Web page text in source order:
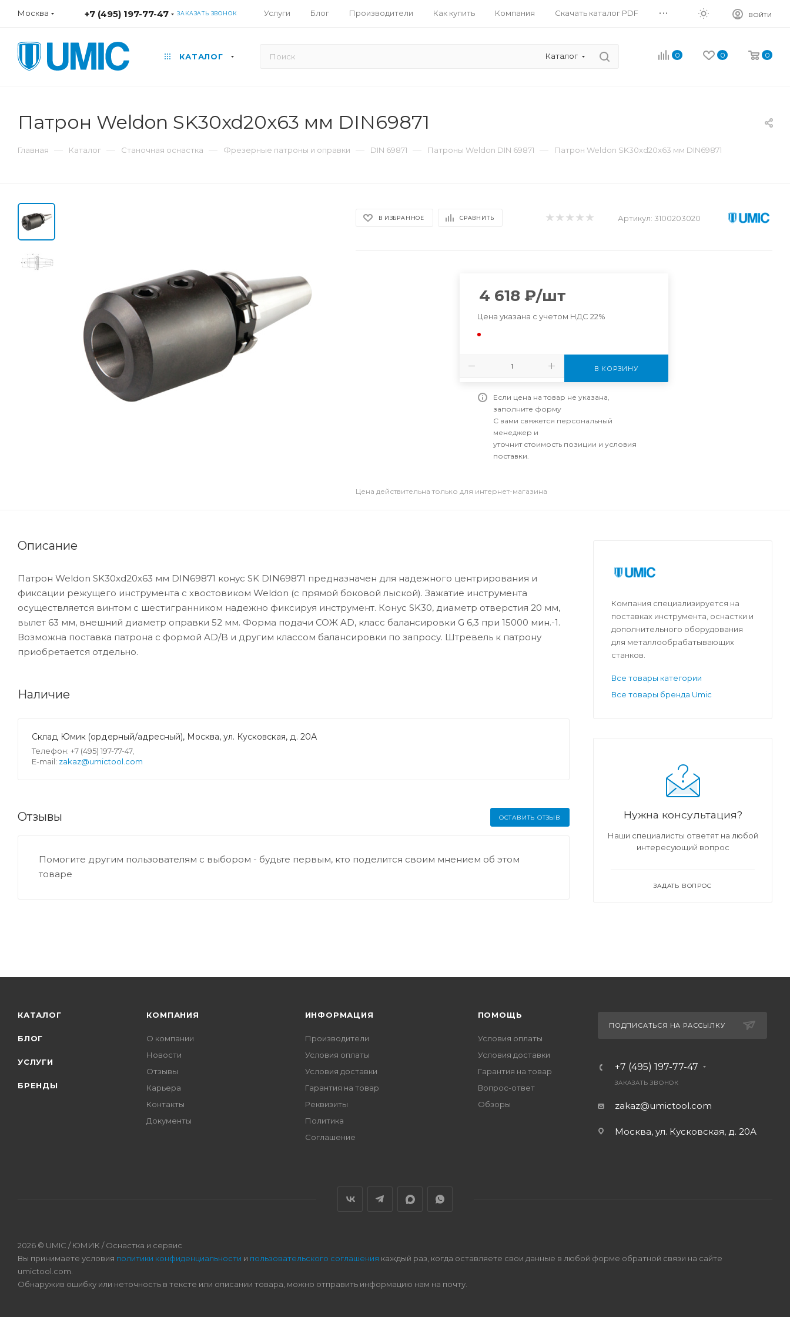
Москва +7 (495) 197-77-47 ЗАКАЗАТЬ ЗВОНОК Услуги Блог Производители Как купить Компания Скачать каталог PDF ... ВОЙТИ
КАТАЛОГ Каталог 0 0 0
Патрон Weldon SK30xd20x63 мм DIN69871
Главная — Каталог — Станочная оснастка — Фрезерные патроны и оправки — DIN 69871 — Патроны Weldon DIN 69871 — Патрон Weldon SK30xd20x63 мм DIN69871
В ИЗБРАННОЕ СРАВНИТЬ Артикул: 3100203020
4 618 ₽/шт
Цена указана с учетом НДС 22%
В КОРЗИНУ
Если цена на товар не указана,
заполните форму
С вами свяжется персональный
менеджер и
уточнит стоимость позиции и условия
поставки.
Цена действительна только для интернет-магазина
Описание
Патрон Weldon SK30xd20x63 мм DIN69871 конус SK DIN69871 предназначен для надежного центрирования и
фиксации режущего инструмента с хвостовиком Weldon (с прямой боковой лыской). Зажатие инструмента
осуществляется винтом с шестигранником надежно фиксируя инструмент. Конус SK30, диаметр отверстия 20 мм,
вылет 63 мм, внешний диаметр оправки 52 мм. Форма подачи СОЖ AD, класс балансировки G 6,3 при 15000 мин.-1.
Возможна поставка патрона с формой AD/B и другим классом балансировки по запросу. Штревель к патрону
приобретается отдельно.
Наличие
Склад Юмик (ордерный/адресный), Москва, ул. Кусковская, д. 20А
Телефон: +7 (495) 197-77-47,
E-mail: zakaz@umictool.com
Отзывы ОСТАВИТЬ ОТЗЫВ
Помогите другим пользователям с выбором - будьте первым, кто поделится своим мнением об этом
товаре
Компания специализируется на
поставках инструмента, оснастки и
дополнительного оборудования
для металлообрабатывающих
станков.
Все товары категории
Все товары бренда Umic
Нужна консультация?
Наши специалисты ответят на любой
интересующий вопрос
ЗАДАТЬ ВОПРОС
КАТАЛОГ
БЛОГ
УСЛУГИ
БРЕНДЫ
КОМПАНИЯ
О компании
Новости
Отзывы
Карьера
Контакты
Документы
ИНФОРМАЦИЯ
Производители
Условия оплаты
Условия доставки
Гарантия на товар
Реквизиты
Политика
Соглашение
ПОМОЩЬ
Условия оплаты
Условия доставки
Гарантия на товар
Вопрос-ответ
Обзоры
ПОДПИСАТЬСЯ НА РАССЫЛКУ
+7 (495) 197-77-47
ЗАКАЗАТЬ ЗВОНОК
zakaz@umictool.com
Москва, ул. Кусковская, д. 20А
2026 © UMIC / ЮМИК / Оснастка и сервис
Вы принимаете условия политики конфиденциальности и пользовательского соглашения каждый раз, когда оставляете свои данные в любой форме обратной связи на сайте
umictool.com.
Обнаружив ошибку или неточность в тексте или описании товара, можно отправить информацию нам на почту.